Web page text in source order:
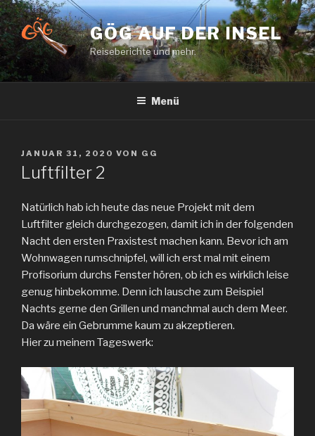
Zum
Inhalt
springen
GÖG AUF DER INSEL
Reiseberichte und mehr.
Menü
VERÖFFENTLICHT
AM
JANUAR 31, 2020 VON GG
Luftfilter 2
Natürlich hab ich heute das neue Projekt mit dem
Luftfilter gleich durchgezogen, damit ich in der folgenden
Nacht den ersten Praxistest machen kann. Bevor ich am
Wohnwagen rumschnipfel, will ich erst mal mit einem
Profisorium durchs Fenster hören, ob ich es wirklich leise
genug hinbekomme. Denn ich lausche zum Beispiel
Nachts gerne den Grillen und manchmal auch dem Meer.
Da wäre ein Gebrumme kaum zu akzeptieren.
Hier zu meinem Tageswerk: